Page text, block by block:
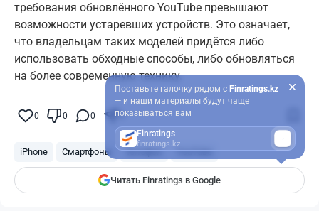
требования обновлённого YouTube превышают
возможности устаревших устройств. Это означает,
что владельцам таких моделей придётся либо
использовать обходные способы, либо обновляться
на более современную технику.
0 0 0 0
iPhone Смартфоны телефон YouTube
Читать Finratings в Google
Поставьте галочку рядом с Finratings.kz
— и наши материалы будут чаще
показываться вам
Finratings
finratings.kz